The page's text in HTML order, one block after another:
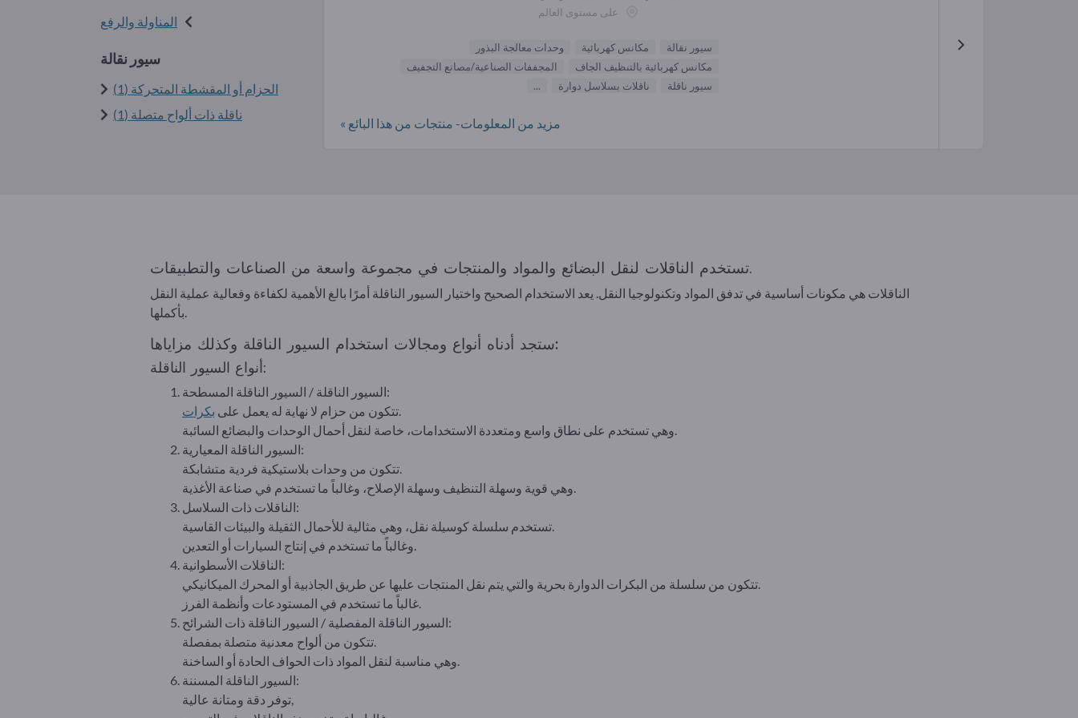
المناولة والرفع
سيور نقالة
الحزام أو المقشطة المتحركة (1)
ناقلة ذات ألواح متصلة (1)
على مستوى العالم
سيور نقالة مكانس كهربائية
وحدات معالجة البذور
مكانس كهربائية بالتنظيف الجاف
المجففات الصناعية/مصانع التجفيف
سيور ناقلة
ناقلات بسلاسل دوارة ...
مزيد من المعلومات- منتجات من هذا البائع »
تستخدم الناقلات لنقل البضائع والمواد والمنتجات في مجموعة واسعة من الصناعات والتطبيقات.
الناقلات هي مكونات أساسية في تدفق المواد وتكنولوجيا النقل. يعد الاستخدام الصحيح واختيار السيور الناقلة أمرًا بالغ الأهمية لكفاءة وفعالية عملية النقل
ستجد أدناه أنواع ومجالات استخدام السيور الناقلة وكذلك مزاياها:
أنواع السيور الناقلة:
السيور الناقلة / السيور الناقلة المسطحة:
تتكون من حزام لا نهاية له يعمل على بكرات
السيور الناقلة المعيارية:
الناقلات ذات السلاسل:
الناقلات الأسطوانية:
السيور الناقلة المفصلية / السيور الناقلة ذات الشرائح:
السيور الناقلة المسننة: